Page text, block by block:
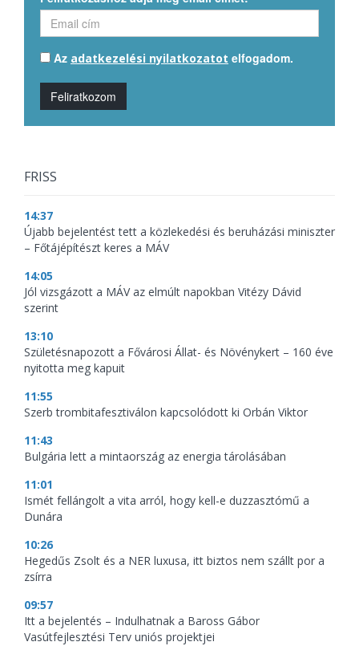
Az adatkezelési nyilatkozatot elfogadom.
Feliratkozom
FRISS
14:37
Újabb bejelentést tett a közlekedési és beruházási miniszter
– Főtájépítészt keres a MÁV
14:05
Jól vizsgázott a MÁV az elmúlt napokban Vitézy Dávid
szerint
13:10
Születésnapozott a Fővárosi Állat- és Növénykert – 160 éve
nyitotta meg kapuit
11:55
Szerb trombitafesztiválon kapcsolódott ki Orbán Viktor
11:43
Bulgária lett a mintaország az energia tárolásában
11:01
Ismét fellángolt a vita arról, hogy kell-e duzzasztómű a
Dunára
10:26
Hegedűs Zsolt és a NER luxusa, itt biztos nem szállt por a
zsírra
09:57
Itt a bejelentés – Indulhatnak a Baross Gábor
Vasútfejlesztési Terv uniós projektjei